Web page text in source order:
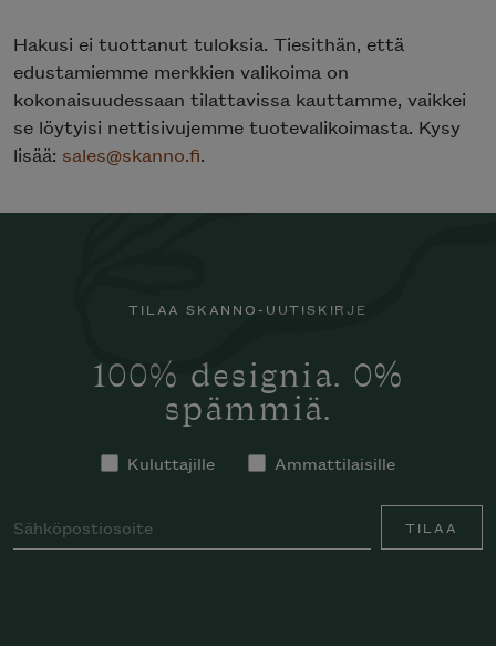
Hakusi ei tuottanut tuloksia. Tiesithän, että
edustamiemme merkkien valikoima on
kokonaisuudessaan tilattavissa kauttamme, vaikkei
se löytyisi nettisivujemme tuotevalikoimasta. Kysy
lisää: sales@skanno.fi.
TILAA SKANNO-UUTISKIRJE
100% designia. 0%
spämmiä.
Kuluttajille Ammattilaisille
TILAA